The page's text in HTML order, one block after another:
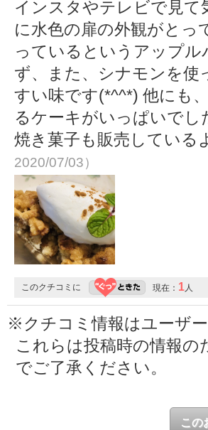
インスタやテレビで見
に水色の扉の外観がと
っているというアップ
ず、また、シナモンを
すい味です(*^^*) 他にも
るケーキがいっぱいで
焼き菓子も販売している
2020/07/03）
このクチコミに 現在： 1人
※クチコミ情報はユーザ
これらは投稿時の情報
でご了承ください。
この